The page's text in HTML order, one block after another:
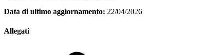
Data di ultimo aggiornamento: 22/04/2026
Allegati